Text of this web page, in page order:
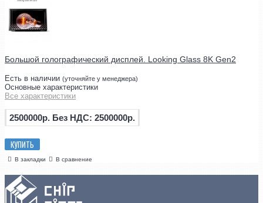
Большой голографический дисплей. Looking Glass 8K Gen2
Есть в наличии (уточняйте у менеджера)
Основные характеристики
Все характеристики
2500000р. Без НДС: 2500000р.
КУПИТЬ
В закладки В сравнение